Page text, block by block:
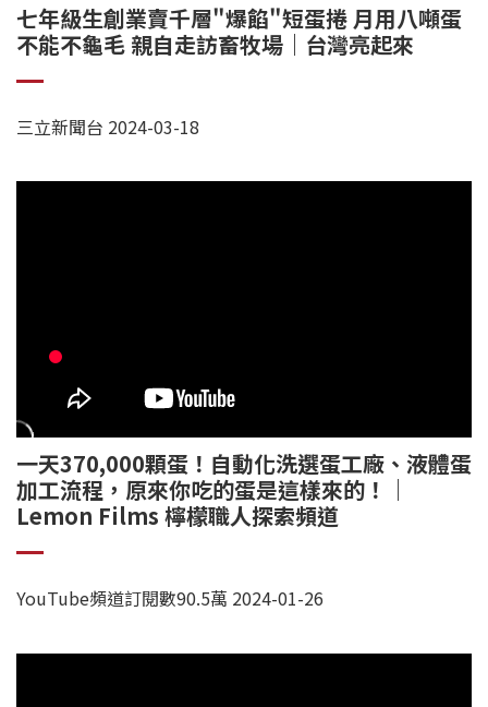
七年級生創業賣千層"爆餡"短蛋捲 月用八噸蛋
不能不龜毛 親自走訪畜牧場｜台灣亮起來
三立新聞台 2024-03-18
一天370,000顆蛋！自動化洗選蛋工廠、 液體蛋
加工流程，原來你吃的蛋是這樣來的！｜
Lemon Films 檸檬職人探索頻道
YouTube頻道訂閱數90.5萬 2024-01-26